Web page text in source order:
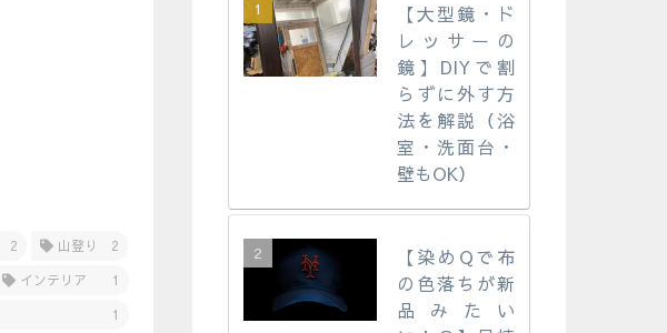
2 山登り
2
インテリア
1
1
【大型鏡・ド
レッサーの
鏡】DIYで割
らずに外す方
法を解説（浴
室・洗面台・
壁もOK）
【染めQで布
の色落ちが新
品みたい